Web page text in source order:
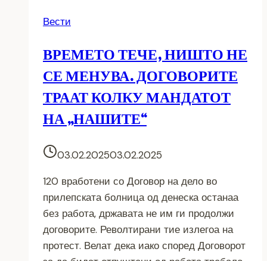
Вести
ВРЕМЕТО ТЕЧЕ, НИШТО НЕ
СЕ МЕНУВА. ДОГОВОРИТЕ
ТРААТ КОЛКУ МАНДАТОТ
НА „НАШИТЕ“
03.02.202503.02.2025
120 вработени со Договор на дело во
прилепската болница од денеска останаа
без работа, државата не им ги продолжи
договорите. Револтирани тие излегоа на
протест. Велат дека иако според Договорот